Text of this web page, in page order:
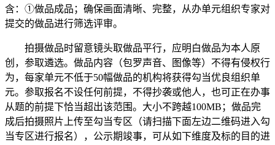
含：①做品成品；确保画面清晰、完整，从办单元组织专家对
提交的做品进行筛选评审。
拍摄做品时留意镜头取做品平行，应明白做品为本人原
创，参取遴选。做品内容（包罗声音、图像等）不得有侵权行
为，每家单元不低于50幅做品的机构将获得勾当优良组织单
元。参取报名不设任何前提，不得抄袭或他人，也可正在办事
从题的前提下恰当超出该范围。大小不跨越100MB；做品完
成后拍摄照片上传至勾当专区（请扫描下面左边二维码进入勾
当专区进行报名），公示期竣事，可从如下维度及标的目的进